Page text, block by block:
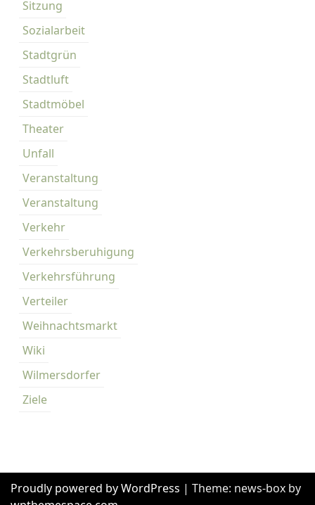
Sitzung
Sozialarbeit
Stadtgrün
Stadtluft
Stadtmöbel
Theater
Unfall
Veranstaltung
Veranstaltung
Verkehr
Verkehrsberuhigung
Verkehrsführung
Verteiler
Weihnachtsmarkt
Wiki
Wilmersdorfer
Ziele
Proudly powered by WordPress | Theme: news-box by